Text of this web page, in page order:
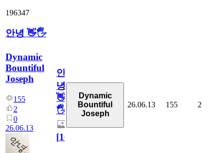
196347
안녕 👋🖐
Dynamic
Bountiful
Joseph
155
2
0
26.06.13
안
녕
👋
🖐
[10
Dynamic
Bountiful
Joseph
26.06.13 155 2